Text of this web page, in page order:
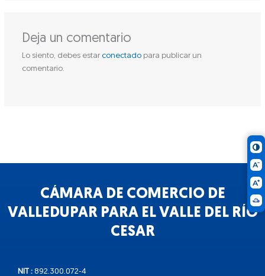
Deja un comentario
Lo siento, debes estar conectadopara publicar un
comentario.
CÁMARA DE COMERCIO DE
VALLEDUPAR PARA EL VALLE DEL RÍO
CESAR
NIT : 892.300.072-4